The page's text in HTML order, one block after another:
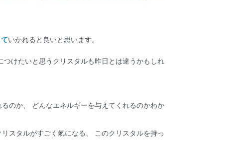
いかれると良いと思います。
けたいと思うクリスタルも昨日とは違うかもしれ
のか、 どんなエネルギーを与えてくれるのかわか
スタルがすごく氣になる、 このクリスタルを持っ